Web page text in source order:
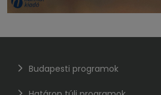
Budapesti programok